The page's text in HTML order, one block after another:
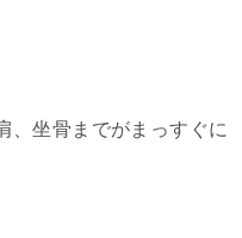
、坐骨までがまっすぐに